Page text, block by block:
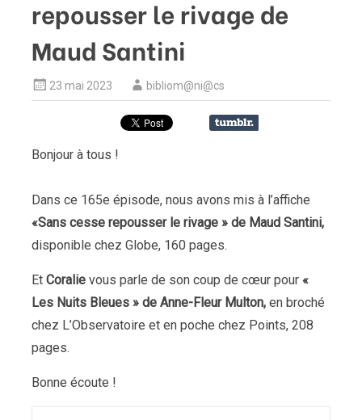
repousser le rivage de
Maud Santini
23 mai 2023 bibliom@ni@cs
Bonjour à tous !
Dans ce 165e épisode, nous avons mis à l’affiche
«Sans cesse repousser le rivage » de Maud Santini,
disponible chez Globe, 160 pages.
EtCoralievous parle de son coup de cœur pour «
Les Nuits Bleues » de Anne-Fleur Multon, en broché
chez L’Observatoire et en poche chez Points, 208
pages.
Bonne écoute !